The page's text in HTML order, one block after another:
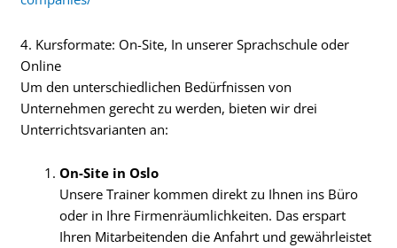
4. Kursformate: On-Site, In unserer Sprachschule oder
Online
Um den unterschiedlichen Bedürfnissen von
Unternehmen gerecht zu werden, bieten wir drei
Unterrichtsvarianten an:
On-Site in Oslo
Unsere Trainer kommen direkt zu Ihnen ins Büro
oder in Ihre Firmenräumlichkeiten. Das erspart
Ihren Mitarbeitenden die Anfahrt und gewährleistet